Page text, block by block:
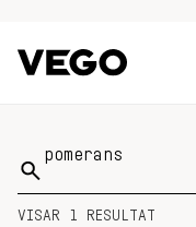
Sök
på:
VISAR 1 RESULTAT